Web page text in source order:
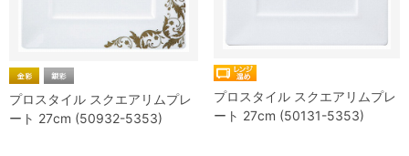
プロスタイル スクエアリムプレ
ート 27cm (50932-5353)
プロスタイル スクエアリムプレ
ート 27cm (50131-5353)